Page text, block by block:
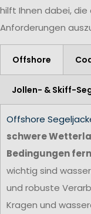
hilft Ihnen dabei,
Anforderungen
Offshore
Jollen- & Skiff-
Offshore
schwere
Bedingungen
wichtig sind
und robuste
Kragen und